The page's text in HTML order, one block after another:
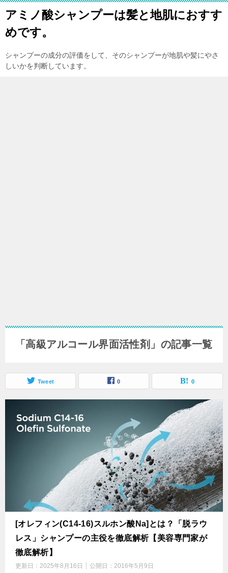
アミノ酸シャンプーは髪と地肌におすす
めです。
シャンプーの成分の評価をして、そのシャンプーが地肌や髪にやさ
しいかを判断しています。
「高級アルコール界面活性剤」の記事一覧
Tweet 0 0
[オレフィン(C14-16)スルホン酸Na]とは？「脱ラウ
レス」シャンプーの主役を徹底解析【美容専門家が
徹底解析】
更新日： 2025年8月16日 公開日： 2016年5月9日